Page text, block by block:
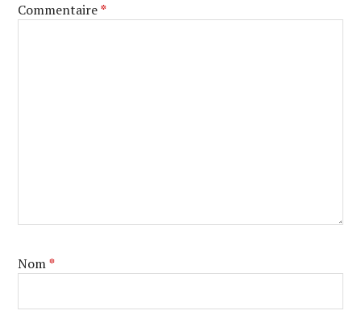
Commentaire*
Nom*